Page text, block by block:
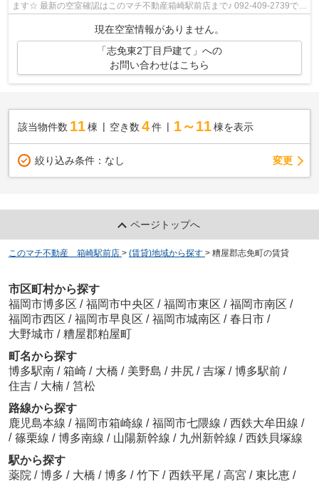
ます☆ 最新の空室確認はこのマチ不動産箱崎駅前店まで♪ 092-409-2739で
現在空室情報がありません。
「志免東2丁⽬⼾建て」への
お問い合わせはこちら
該当物件数 11棟 空き数 4 件 1～11 棟を表示
絞り込み条件： なし 変更
ページトップへ
このマチ不動産 箱崎駅前店 > (賃貸)地域から探す > 糟屋郡志免町の賃貸
市区町村から探す
福岡市博多区 / 福岡市中央区 / 福岡市東区 / 福岡市南区 /
福岡市西区 / 福岡市早良区 / 福岡市城南区 / 春日市 /
大野城市 / 糟屋郡粕屋町
町名から探す
博多駅南 / 箱崎 / 大橋 / 美野島 / 井尻 / 吉塚 / 博多駅前 /
住吉 / 大楠 / 筥松
路線から探す
鹿児島本線 / 福岡市箱崎線 / 福岡市七隈線 / 西鉄大牟田線 /
/ 篠栗線 / 博多南線 / 山陽新幹線 / 九州新幹線 / 西鉄貝塚線
駅から探す
薬院 / 博多 / 大橋 / 博多 / 竹下 / 西鉄平尾 / 高宮 / 東比恵 /